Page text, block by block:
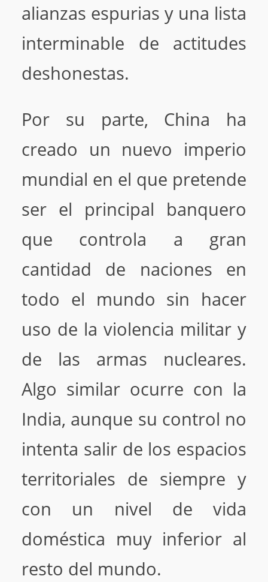
alianzas espurias y una lista
interminable de actitudes
deshonestas.
Por su parte, China ha
creado un nuevo imperio
mundial en el que pretende
ser el principal banquero
que controla a gran
cantidad de naciones en
todo el mundo sin hacer
uso de la violencia militar y
de las armas nucleares.
Algo similar ocurre con la
India, aunque su control no
intenta salir de los espacios
territoriales de siempre y
con un nivel de vida
doméstica muy inferior al
resto del mundo.